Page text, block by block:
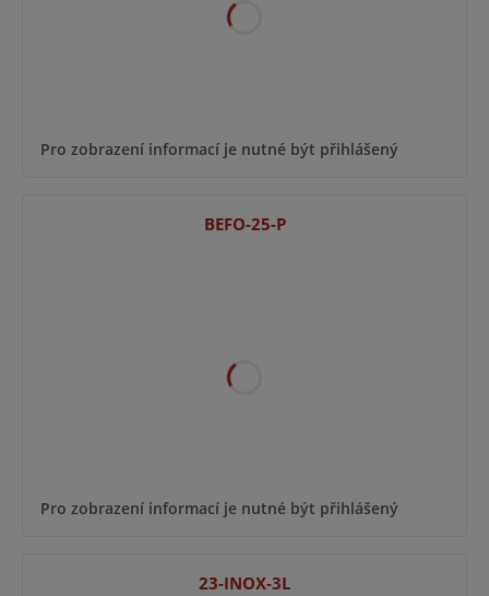
Pro zobrazení informací je nutné být přihlášený
BEFO-25-P
Pro zobrazení informací je nutné být přihlášený
23-INOX-3L